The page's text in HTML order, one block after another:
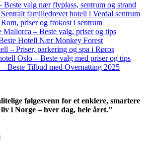
Beste valg nær flyplass, sentrum og strand
familiedrevet hotell i Verdal sentrum
priser og frokost i sentrum
Mallorca – Beste valg, priser og tips
Hotell Nær Monkey Forest
– Priser, parkering og spa i Røros
Oslo – Beste valg med priser og tips
Beste Tilbud med Overnatting 2025
følgesvenn for et enklere, smartere
i Norge – hver dag, hele året."